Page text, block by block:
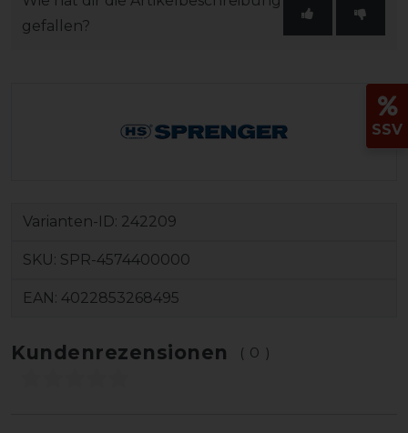
gefallen?
Varianten-ID: 242209
SKU: SPR-4574400000
EAN: 4022853268495
Kundenrezensionen (0)
SSV